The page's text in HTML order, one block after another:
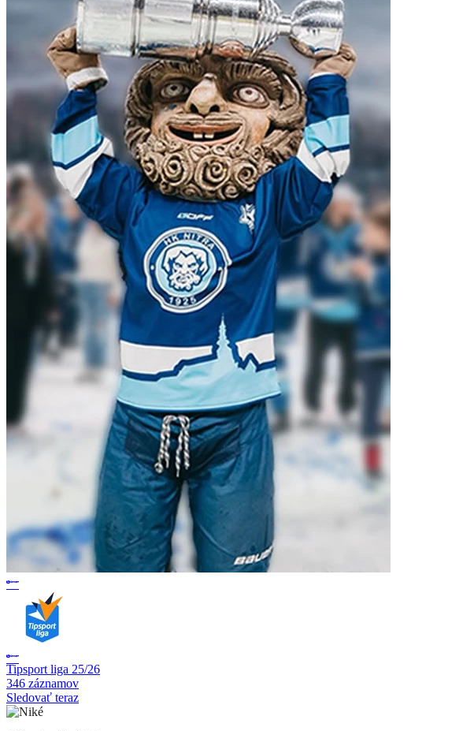
Tipsport liga 25/26
346 záznamov
Sledovať teraz